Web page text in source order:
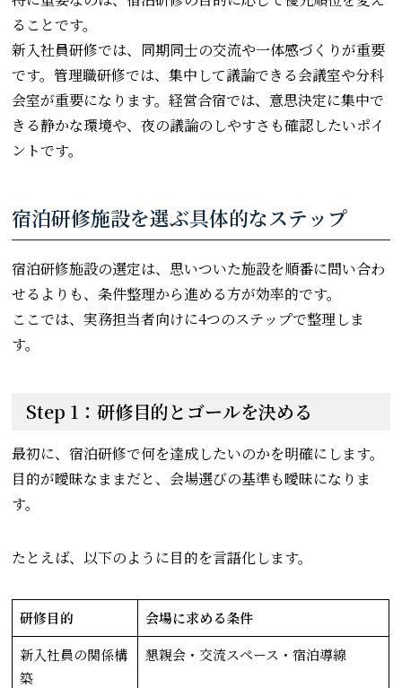
ることです。
新入社員研修では、同期同士の交流や一体感づくりが重要
です。管理職研修では、集中して議論できる会議室や分科
会室が重要になります。経営合宿では、意思決定に集中で
きる静かな環境や、夜の議論のしやすさも確認したいポイ
ントです。
宿泊研修施設を選ぶ具体的なステップ
宿泊研修施設の選定は、思いついた施設を順番に問い合わ
せるよりも、条件整理から進める方が効率的です。
ここでは、実務担当者向けに4つのステップで整理しま
す。
Step 1：研修目的とゴールを決める
最初に、宿泊研修で何を達成したいのかを明確にします。
目的が曖昧なままだと、会場選びの基準も曖昧になりま
す。
たとえば、以下のように目的を言語化します。
研修目的
会場に求める条件
新入社員の関係構
築
懇親会・交流スペース・宿泊導線